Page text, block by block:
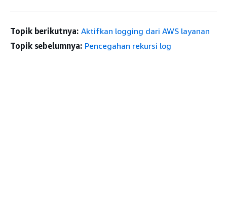
Topik berikutnya: Aktifkan logging dari AWS layanan
Topik sebelumnya: Pencegahan rekursi log